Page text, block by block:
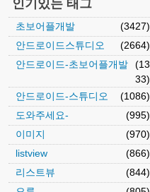
인기있는 태그
초보어플개발
(3427)
안드로이드스튜디오
(2664)
안드로이드-초보어플개발
(13
33)
안드로이드-스튜디오
(1086)
도와주세요-
(995)
이미지
(970)
listview
(866)
리스트뷰
(844)